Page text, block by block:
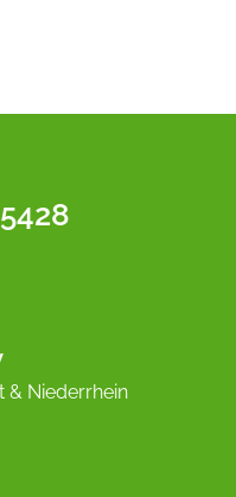
& Niederrhein